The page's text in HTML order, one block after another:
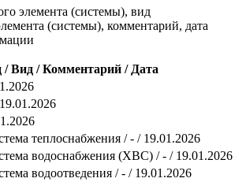
элемента (системы), вид
(системы), комментарий, дата
/ Вид / Комментарий / Дата
теплоснабжения / - / 19.01.2026
водоснабжения (ХВС) / - / 19.01.2026
водоотведения / - / 19.01.2026